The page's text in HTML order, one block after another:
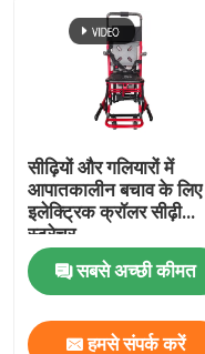
सीढ़ियों और गलियारों में
आपातकालीन बचाव के लिए
इलेक्ट्रिक क्रॉलर सीढ़ी
स्ट्रेचर
सबसे अच्छी कीमत
हमसे संपर्क करें